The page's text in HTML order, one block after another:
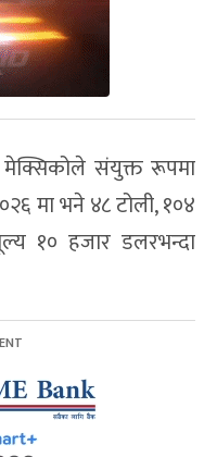
मेक्सिकोले संयुक्त रूपमा
मा भने ४८ टोली, १०४
१० हजार डलरभन्दा